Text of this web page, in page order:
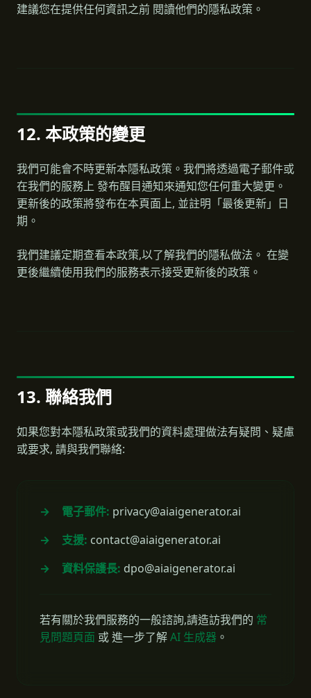
建議您在提供任何資訊之前 閱讀他們的隱私政策。
12. 本政策的變更
我們可能會不時更新本隱私政策。我們將透過電子郵件或
在我們的服務上 發布醒目通知來通知您任何重大變更。
更新後的政策將發布在本頁面上, 並註明「最後更新」日
期。
我們建議定期查看本政策,以了解我們的隱私做法。 在變
更後繼續使用我們的服務表示接受更新後的政策。
13. 聯絡我們
如果您對本隱私政策或我們的資料處理做法有疑問、疑慮
或要求, 請與我們聯絡:
電子郵件: privacy@aiaigenerator.ai
支援: contact@aiaigenerator.ai
資料保護長: dpo@aiaigenerator.ai
若有關於我們服務的一般諮詢,請造訪我們的 常
見問題頁面 或 進一步了解AI 生成器 。